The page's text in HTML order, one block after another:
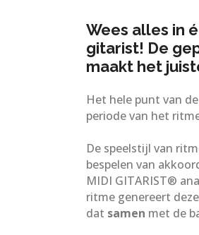
Wees alles in
gitarist! De
maakt het
Het hele punt van
periode van het
De speelstijl van
bespelen van
MIDI GITARIST®
ritme genereert
dat samen met de